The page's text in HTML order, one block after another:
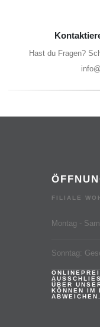
Hast du Fragen?
FILIALE
Montag -
Sonntag:
ÜBER
KÖNNEN IM
ABWEICHEN.